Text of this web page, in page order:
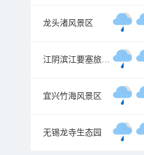
龙头渚风景区
江阴滨江要塞旅游区
宜兴竹海风景区
无锡龙寺生态园